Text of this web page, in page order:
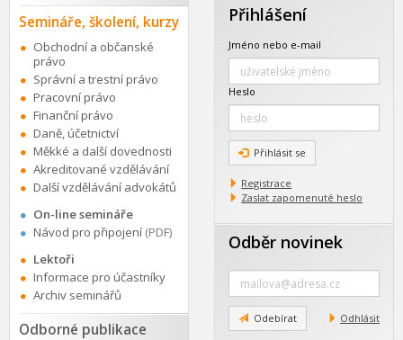
Semináře, školení, kurzy
Obchodní a občanské
právo
Správní a trestní právo
Pracovní právo
Finanční právo
Daně, účetnictví
Měkké a další dovednosti
Akreditované vzdělávání
Další vzdělávání advokátů
On-line semináře
Návod pro připojení (PDF)
Lektoři
Informace pro účastníky
Archiv seminářů
Odborné publikace
Přihlášení
Jméno nebo e-mail
Heslo
Přihlásit se
Registrace
Zaslat zapomenuté heslo
Odběr novinek
Zadejte
mail
Odebírat Odhlásit